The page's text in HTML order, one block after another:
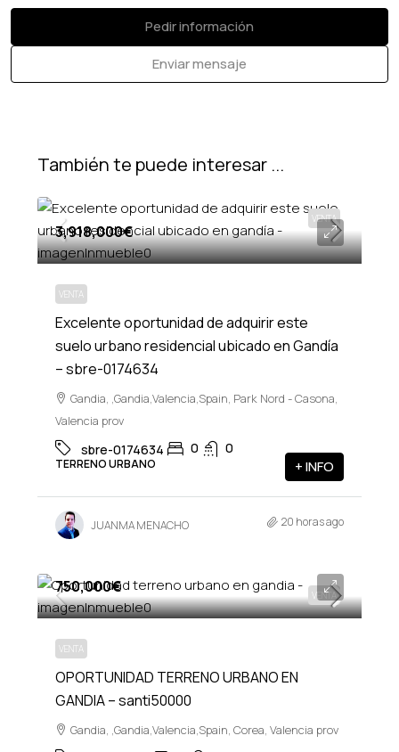
Pedir información
Enviar mensaje
También te puede interesar ...
VENTA
3,918,000€
VENTA
Excelente oportunidad de adquirir este
suelo urbano residencial ubicado en Gandía
– sbre-0174634
Gandia, ,Gandia,Valencia,Spain, Park Nord - Casona,
Valencia prov
sbre-0174634 0 0
TERRENO URBANO + INFO
JUANMA MENACHO 20 horas ago
VENTA
750,000€
VENTA
OPORTUNIDAD TERRENO URBANO EN
GANDIA – santi50000
Gandia, ,Gandia,Valencia,Spain, Corea, Valencia prov